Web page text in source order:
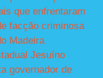
que enfrentaram
facção criminosa
Madeira
Jesuíno
governador de